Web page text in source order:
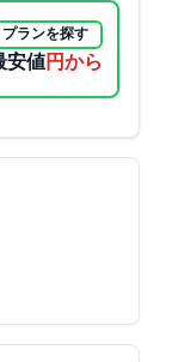
プランを探す
安値4500円から